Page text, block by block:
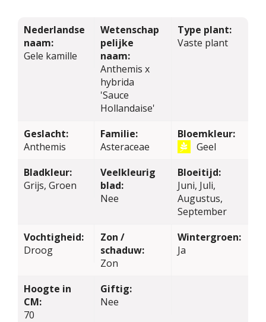
Nederlandse
naam:
Gele kamille
Wetenschap
pelijke
naam:
Anthemis x
hybrida
'Sauce
Hollandaise'
Type plant:
Vaste plant
Geslacht:
Anthemis
Familie:
Asteraceae
Bloemkleur:
Geel
Bladkleur:
Grijs, Groen
Veelkleurig
blad:
Nee
Bloeitijd:
Juni, Juli,
Augustus,
September
Vochtigheid:
Droog
Zon /
schaduw:
Zon
Wintergroen:
Ja
Hoogte in
CM:
70
Giftig:
Nee